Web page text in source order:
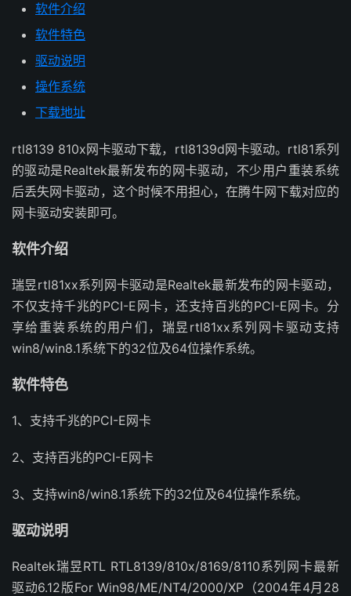
软件介绍
软件特色
驱动说明
操作系统
下载地址
rtl8139 810x网卡驱动下载，rtl8139d网卡驱动。rtl81系列
的驱动是Realtek最新发布的网卡驱动，不少用户重装系统
后丢失网卡驱动，这个时候不用担心，在腾牛网下载对应的
网卡驱动安装即可。
软件介绍
瑞昱rtl81xx系列网卡驱动是Realtek最新发布的网卡驱动，
不仅支持千兆的PCI-E网卡，还支持百兆的PCI-E网卡。分
享给重装系统的用户们，瑞昱rtl81xx系列网卡驱动支持
win8/win8.1系统下的32位及64位操作系统。
软件特色
1、支持千兆的PCI-E网卡
2、支持百兆的PCI-E网卡
3、支持win8/win8.1系统下的32位及64位操作系统。
驱动说明
Realtek瑞昱RTL RTL8139/810x/8169/8110系列网卡最新
驱动6.12版For Win98/ME/NT4/2000/XP（2004年4月28